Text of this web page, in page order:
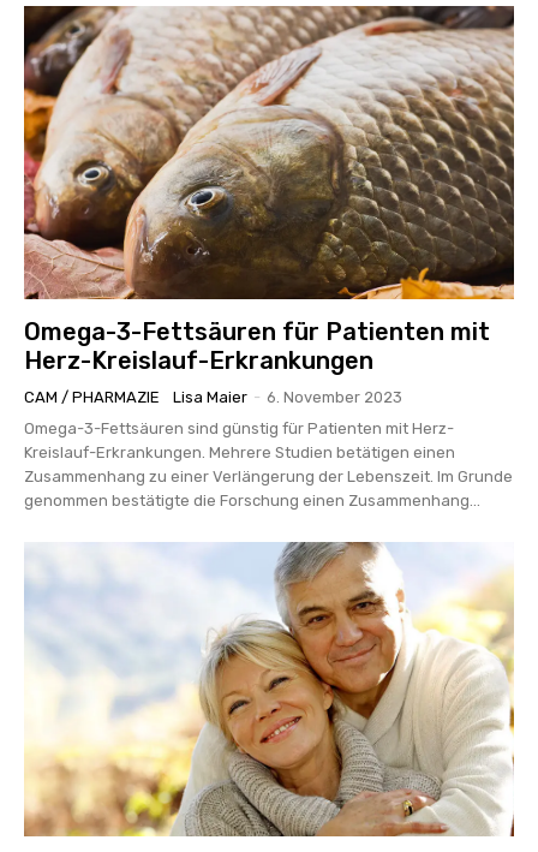
Omega-3-Fettsäuren für Patienten mit
Herz-Kreislauf-Erkrankungen
CAM / PHARMAZIE Lisa Maier - 6. November 2023
Omega-3-Fettsäuren sind günstig für Patienten mit Herz-
Kreislauf-Erkrankungen. Mehrere Studien betätigen einen
Zusammenhang zu einer Verlängerung der Lebenszeit. Im Grunde
genommen bestätigte die Forschung einen Zusammenhang...